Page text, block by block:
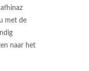
met de
naar het